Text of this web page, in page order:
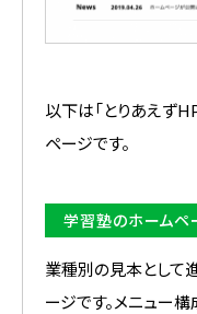
以下は「とりあえず
ページです。
学習塾のホームペ
業種別の見本として
ージです。メニュー